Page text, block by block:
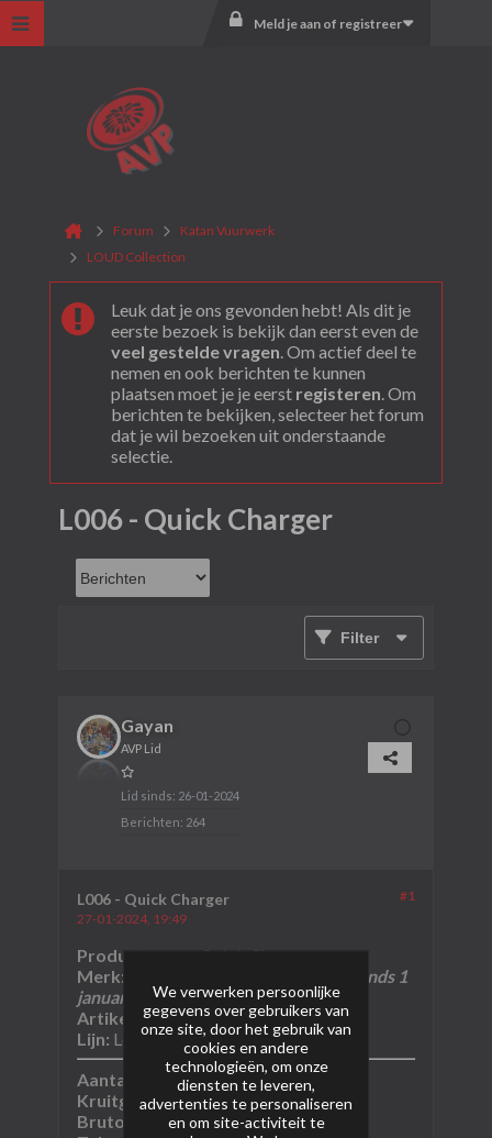
Meld je aan of registreer
Forum
Katan Vuurwerk
LOUD Collection
Leuk dat je ons gevonden hebt! Als dit je
eerste bezoek is bekijk dan eerst even de
veel gestelde vragen. Om actief deel te
nemen en ook berichten te kunnen
plaatsen moet je je eerst registeren. Om
berichten te bekijken, selecteer het forum
dat je wil bezoeken uit onderstaande
selectie.
L006 - Quick Charger
Filter
Gayan
AVP Lid
Lid sinds: 26-01-2024
Berichten: 264
#1
L006 - Quick Charger
27-01-2024, 19:49
Product naam:Quick Charger
Merk:
(Opgeheven sinds 1
januari 2024)
Artikel nummer:L006
Lijn: Loud Collectie
Aantal schoten:25 schoten
Kruitgewicht (NEM):363 gram
Bruto gewicht:onbekend
We verwerken persoonlijke
gegevens over gebruikers van
onze site, door het gebruik van
cookies en andere
technologieën, om onze
diensten te leveren,
advertenties te personaliseren
en om site-activiteit te